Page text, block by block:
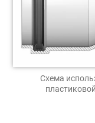
Схема